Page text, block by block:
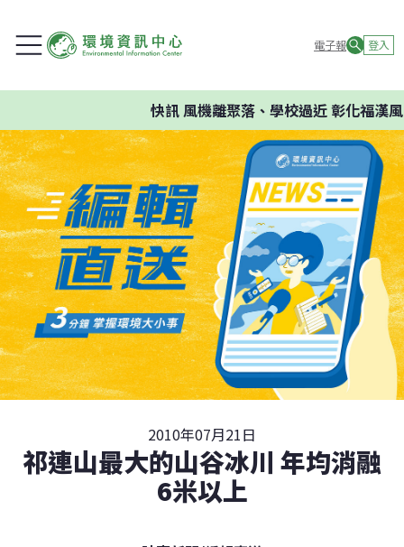
電子報 登入
快訊風機離聚落、學校過近 彰化福漢風
2010年07月21日
祁連山最大的山谷冰川 年均消融
6米以上